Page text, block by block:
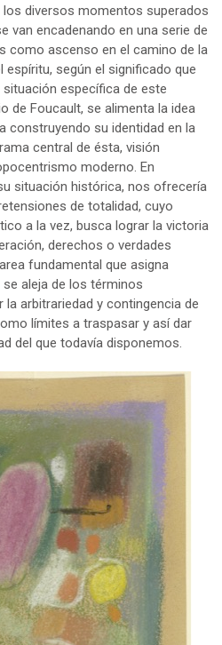
diversos momentos superados
van encadenando en una serie de
como ascenso en el camino de la
según el significado que
específica de este
de Foucault, se alimenta la idea
construyendo su identidad en la
central de ésta, visión
moderno. En
situación histórica, nos ofrecería
de totalidad, cuyo
a la vez, busca lograr la victoria
derechos o verdades
fundamental que asigna
aleja de los términos
arbitrariedad y contingencia de
límites a traspasar y así dar
del que todavía disponemos.